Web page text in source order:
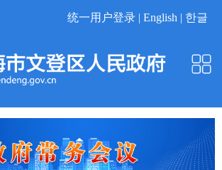
统一用户登录 | English | 한글